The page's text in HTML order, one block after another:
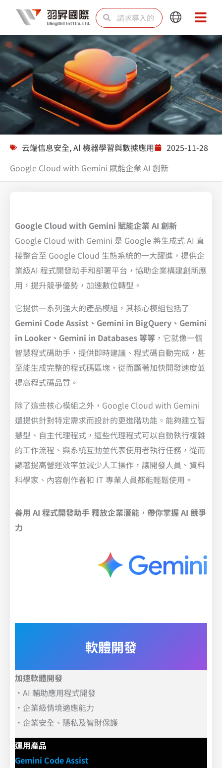
内
容
SearchSearch
Main
Menu
Main
Menu
解决方案
云端信息安全,Al 機器學習與數據應用
2025-11-28
Google Cloud with Gemini 賦能企業 AI 創新
Google Cloud with Gemini 賦能企業 AI 創新
Google Cloud with Gemini 是 Google 將生成式 AI 直
接整合至 Google Cloud 生態系統的一大躍進，提供企
業級AI 程式開發助手和部署平台，協助企業構建創新應
用，提升競爭優勢，加速數位轉型。
它提供一系列強大的產品模組，其核心模組包括了
Gemini Code Assist、Gemini in BigQuery、Gemini
in Looker、Gemini in Databases 等等 ，它就像一個
智慧程式碼助手，提供即時建議、程式碼自動完成，甚
至能生成完整的程式碼區塊，從而顯著加快開發速度並
提高程式碼品質。
除了這些核心模組之外，Google Cloud with Gemini
還提供針對特定需求而設計的更進階功能。能夠建立智
慧型、自主代理程式，這些代理程式可以自動執行複雜
的工作流程、與系統互動並代表使用者執行任務，從而
顯著提高營運效率並減少人工操作，讓開發人員、資料
科學家、內容創作者和 IT 專業人員都能輕鬆使用。
善用 AI 程式開發助手 釋放企業潛能 ， 帶你掌握 AI 競爭
力
軟體開發
加速軟體開發
． AI 輔助應用程式開發
． 企業級情境適應能力
． 企業安全、隱私及智財保護
運用產品
Gemini Code Assist